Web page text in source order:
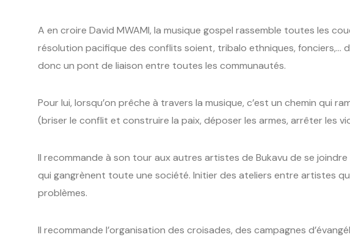
A en croire David MWAMI, la musique gospel rassemble toutes les
résolution pacifique des conflits soient, tribalo ethniques, fonciers,…
donc un pont de liaison entre toutes les communautés.
Pour lui, lorsqu’on prêche à travers la musique, c’est un chemin qui
(briser le conflit et construire la paix, déposer les armes, arrêter les
Il recommande à son tour aux autres artistes de Bukavu de se
qui gangrènent toute une société. Initier des ateliers entre artistes
problèmes.
Il recommande l’organisation des croisades, des campagnes